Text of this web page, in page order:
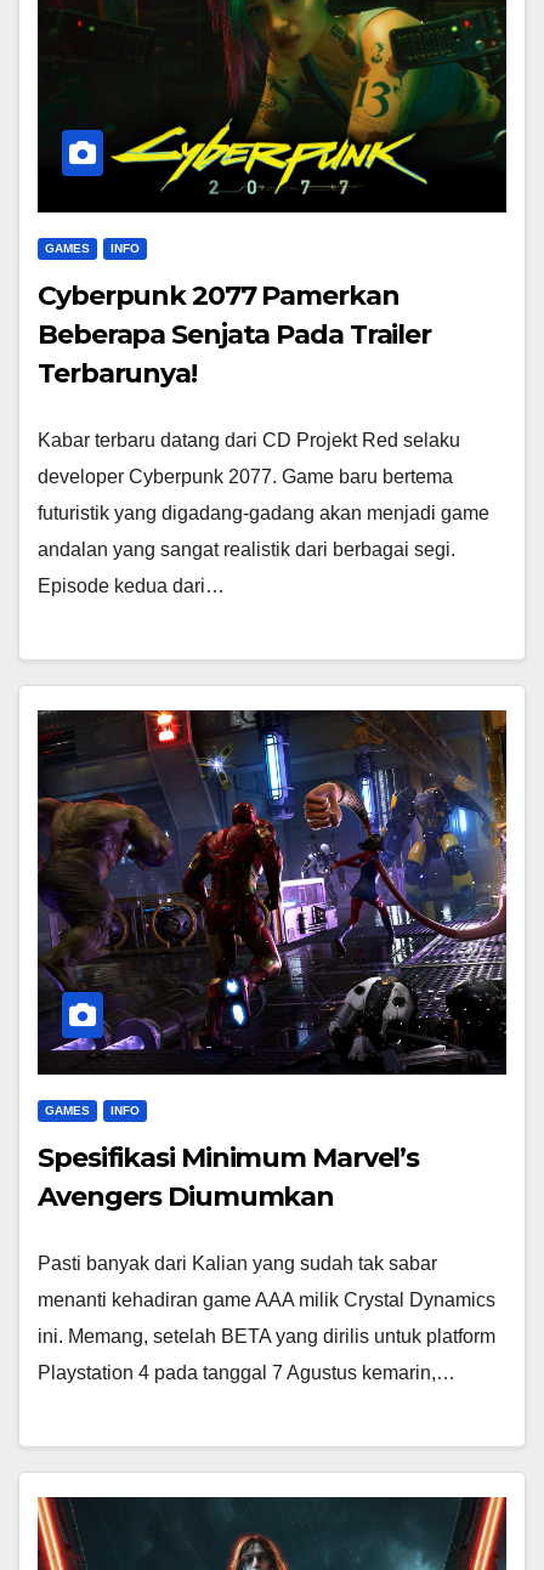
GAMES INFO
Cyberpunk 2077 Pamerkan
Beberapa Senjata Pada Trailer
Terbarunya!
Kabar terbaru datang dari CD Projekt Red selaku
developer Cyberpunk 2077. Game baru bertema
futuristik yang digadang-gadang akan menjadi game
andalan yang sangat realistik dari berbagai segi.
Episode kedua dari…
GAMES INFO
Spesifikasi Minimum Marvel’s
Avengers Diumumkan
Pasti banyak dari Kalian yang sudah tak sabar
menanti kehadiran game AAA milik Crystal Dynamics
ini. Memang, setelah BETA yang dirilis untuk platform
Playstation 4 pada tanggal 7 Agustus kemarin,…